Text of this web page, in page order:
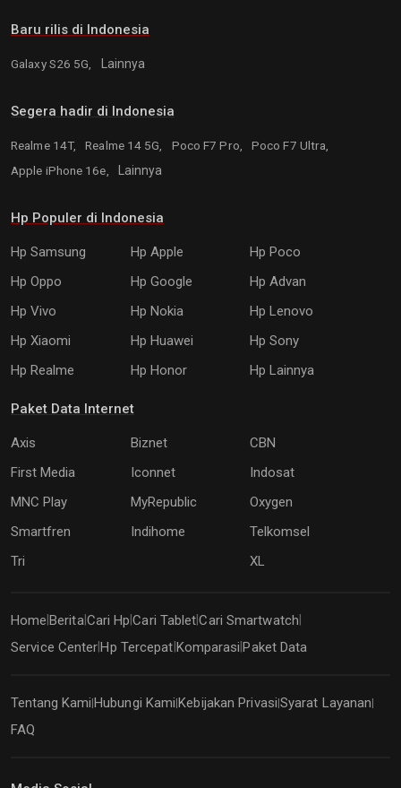
Baru rilis di Indonesia
Galaxy S26 5G, Lainnya
Segera hadir di Indonesia
Realme 14T, Realme 14 5G, Poco F7 Pro,
Poco F7 Ultra,
Apple iPhone 16e,
Lainnya
Hp Populer di Indonesia
Hp Samsung Hp Apple
Hp Poco
Hp Oppo
Hp Google
Hp Advan
Hp Vivo
Hp Nokia
Hp Lenovo
Hp Xiaomi
Hp Huawei
Hp Sony
Hp Realme
Hp Honor Hp Lainnya
Paket Data Internet
Axis Biznet
CBN
First Media
Iconnet
Indosat
MNC Play
MyRepublic
Oxygen
Smartfren
Indihome
Telkomsel
Tri
XL
Home BeritaCari Hp |Cari Tablet|Cari Smartwatch
Service Center|Hp Tercepat Komparasi |Paket Data
Tentang Kami|Hubungi Kami|Kebijakan Privasi|Syarat Layanan|
FAQ